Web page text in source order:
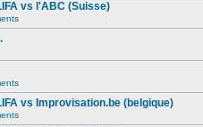
vs l'ABC (Suisse)
vs Improvisation.be (belgique)